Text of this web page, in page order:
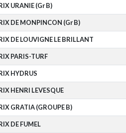
URANIE (Gr B)
DE MONPINCON (Gr B)
DE LOUVIGNE LE BRILLANT
PARIS-TURF
HYDRUS
HENRI LEVESQUE
GRATIA (GROUPE B)
DE FUMEL